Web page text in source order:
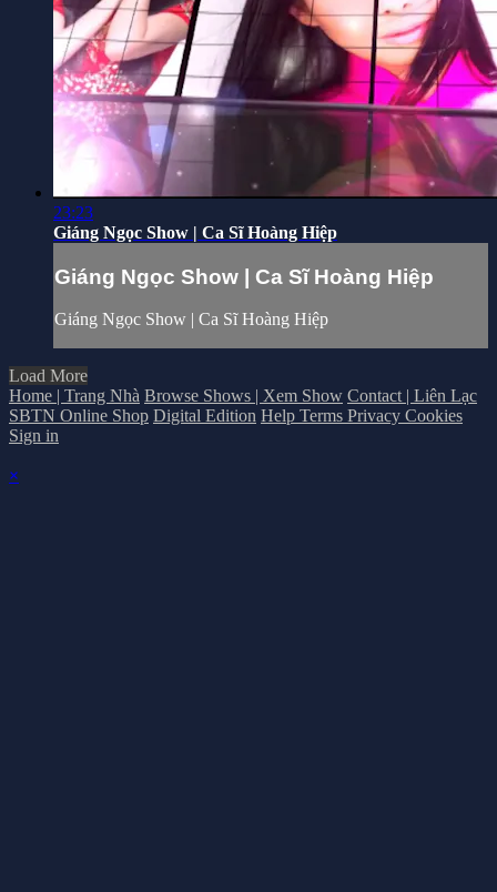
23:23
Giáng Ngọc Show | Ca Sĩ Hoàng Hiệp
Giáng Ngọc Show | Ca Sĩ Hoàng Hiệp
Giáng Ngọc Show | Ca Sĩ Hoàng Hiệp
Load More
Home | Trang Nhà Browse Shows | Xem Show Contact | Liên Lạc
SBTN Online Shop Digital Edition Help Terms Privacy Cookies
Sign in
×